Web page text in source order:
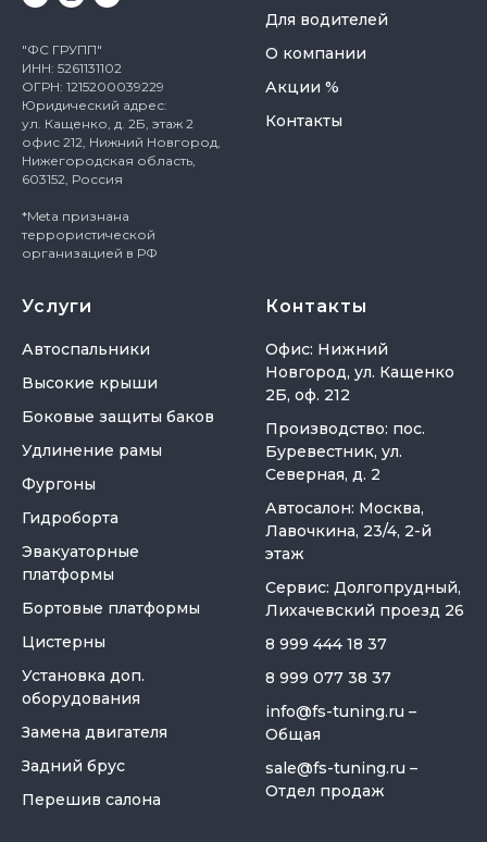
"ФС ГРУПП"
ИНН: 5261131102
ОГРН: 1215200039229
Юридический адрес:
ул. Кащенко, д. 2Б, этаж 2
офис 212, Нижний Новгород,
Нижегородская область,
603152, Россия
*Meta признана
террористической
организацией в РФ
Для водителей
О компании
Акции %
Контакты
Услуги
Автоспальники
Высокие крыши
Боковые защиты баков
Удлинение рамы
Фургоны
Гидроборта
Эвакуаторные
платформы
Бортовые платформы
Цистерны
Установка доп.
оборудования
Замена двигателя
Задний брус
Перешив салона
Контакты
Офис: Нижний
Новгород, ул. Кащенко
2Б, оф. 212
Производство: пос.
Буревестник, ул.
Северная, д. 2
Автосалон: Москва,
Лавочкина, 23/4, 2-й
этаж
Сервис: Долгопрудный,
Лихачевский проезд 26
8 999 444 18 37
8 999 077 38 37
info@fs-tuning.ru –
Общая
sale@fs-tuning.ru –
Отдел продаж